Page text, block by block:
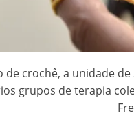
de crochê, a unidade
grupos de terapia